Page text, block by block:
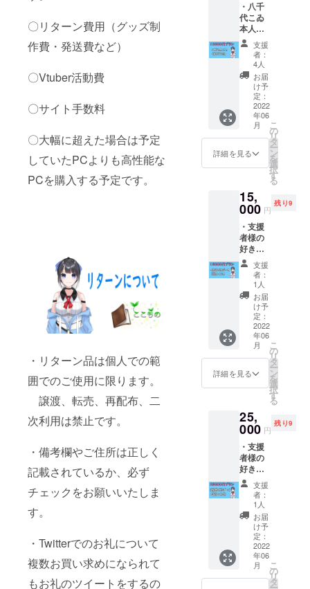
〇リターン費用（グッズ制
作費・発送費など）
〇Vtuber活動費
〇サイト手数料
〇大幅に超えた場合は予定
していたPCよりも高性能な
PCを購入する予定です。
・リターン品は個人での範
囲でのご使用に限ります。
譲渡、転売、再配布、二
次利用は禁止です。
・備考欄やご住所は正しく
記載されているか、必ず
チェックをお願いいたしま
す。
・Twitterでのお礼について
複数お買い求めになられて
もお礼のツイートをするの
・八千
代こゐ
本人に
よる直
筆オリ
ジナル
恋文 ※
郵送と
なりま
す。 ※
ご支援
時、備
考欄に
呼ばれ
たいお
名前を
くださ
い。 ※
公序良
俗に反
するお
名前は
お断り
させて
いただ
く場合
がござ
いま
す。
支援
者：
4人
お届
け予
定：
2022
年06
月
詳細を見る
こ
の
リ
タ
ー
ン
を
選
択
す
る
15,
000 円
残り9
・支援
者様の
好きな
ゲーム
を1回配
信して
くれる
券 ※
ゲーム
の価格
は定価
税込み
3000円
までと
なりま
す。 ※
る場合
steam
のゲー
ムのみ
となり
ます。
支援
者：
1人
お届
け予
定：
2022
年06
月
詳細を見る
こ
の
リ
タ
ー
ン
を
選
択
す
る
25,
000 円
残り9
・支援
者様の
好きな
ゲーム
を1回配
信して
くれる
券 ※
ゲーム
の価格
は定価
税込み
10000
支援
者：
1人
お届
け予
定：
2022
年06
月
こ
の
リ
タ